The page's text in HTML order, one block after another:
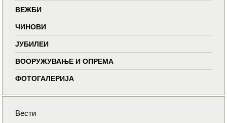
ВЕЖБИ
ЧИНОВИ
ЈУБИЛЕИ
ВООРУЖУВАЊЕ И ОПРЕМА
ФОТОГАЛЕРИЈА
Вести